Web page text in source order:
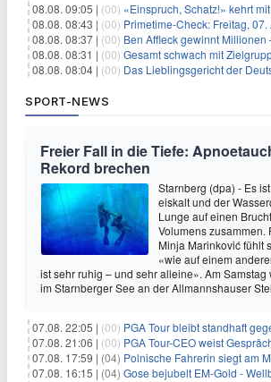
08.08. 09:05 | (00) «Einspruch, Schatz!» kehrt mit
08.08. 08:43 | (00) Primetime-Check: Freitag,
08.08. 08:37 | (00) Ben Affleck gewinnt Millionen – und
08.08. 08:31 | (00) Gesamt schwach mit Zielgruppen-Plus -
08.08. 08:04 | (00) Das Lieblingsgericht der Deutschen: Karlsruhe
SPORT-NEWS
Freier Fall in die Tiefe:
Rekord brechen
Starnberg (dpa) - Es
eiskalt und der
Lunge auf einen
Volumens zusammen.
Minja Marinković fühlt
«wie auf einem
ist sehr ruhig – und sehr alleine». Am
im Starnberger See an der Allmannshauser
07.08. 22:05 | (00) PGA Tour bleibt standhaft gegen LIV Golf Fusion in
07.08. 21:06 | (00) PGA Tour-CEO weist Gespräche über eine Fusion mit LIV Golf
07.08. 17:59 | (04) Polnische Fahrerin siegt am Mont
07.08. 16:15 | (04) Gose bejubelt EM-Gold - Wellbrock